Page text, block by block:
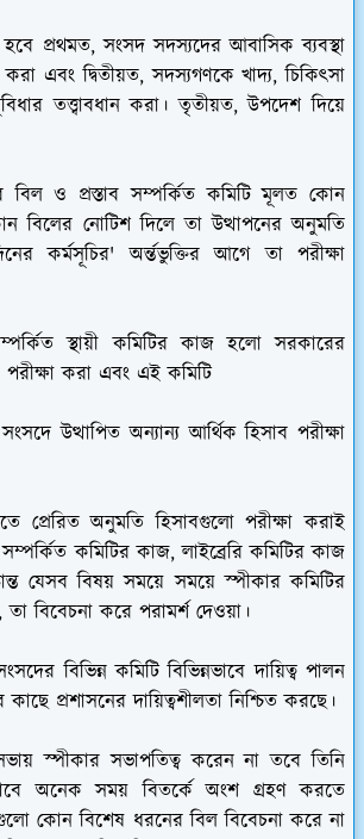
প্রথমত, সংসদ সদস্যদের আবাসিক ব্যবস্থা
এবং দ্বিতীয়ত, সদস্যগণকে খাদ্য, চিকিৎসা
তত্ত্বাবধান করা। তৃতীয়ত, উপদেশ দিয়ে
বিল ও প্রস্তাব সম্পর্কিত কমিটি মূলত কোন
বিলের নোটিশ দিলে তা উত্থাপনের অনুমতি
কর্মসূচির' অর্ন্তভুক্তির আগে তা পরীক্ষা
স্থায়ী কমিটির কাজ হলো সরকারের
পরীক্ষা করা এবং এই কমিটি
উত্থাপিত অন্যান্য আর্থিক হিসাব পরীক্ষা
প্রেরিত অনুমতি হিসাবগুলো পরীক্ষা করাই
কমিটির কাজ, লাইব্রেরি কমিটির কাজ
যেসব বিষয় সময়ে সময়ে স্পীকার কমিটির
বিবেচনা করে পরামর্শ দেওয়া।
বিভিন্ন কমিটি বিভিন্নভাবে দায়িত্ব পালন
প্রশাসনের দায়িত্বশীলতা নিশ্চিত করছে।
স্পীকার সভাপতিত্ব করেন না তবে তিনি
অনেক সময় বিতর্কে অংশ গ্রহণ করতে
কোন বিশেষ ধরনের বিল বিবেচনা করে না